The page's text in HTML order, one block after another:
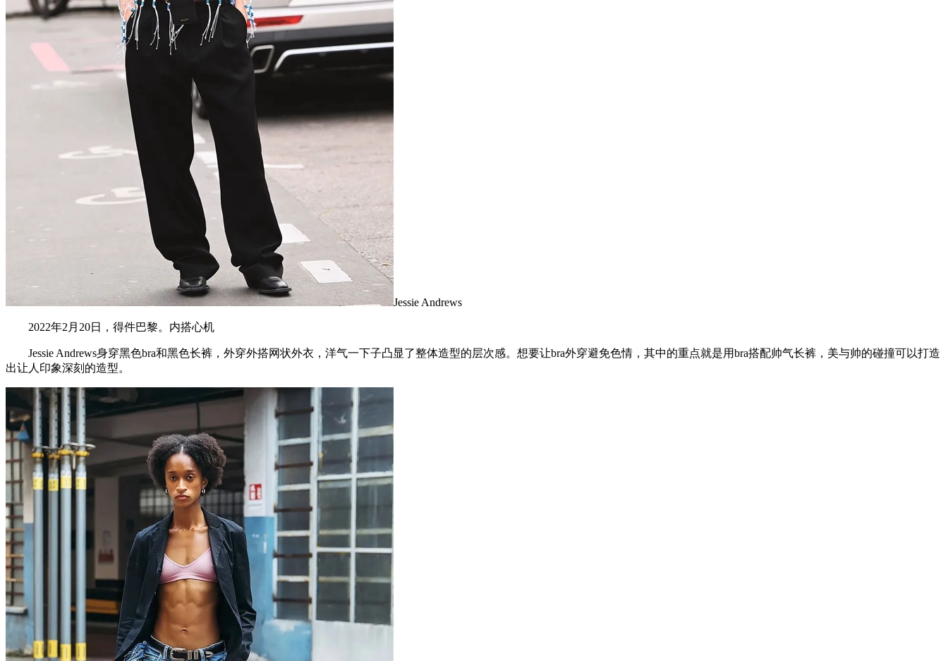
Jessie Andrews
2022年2月20日，得件巴黎。内搭心机
Jessie Andrews身穿黑色bra和黑色长裤，外穿外搭网状外衣，洋气一下子凸显了整体造型的层次感。想要让bra外穿避免色情，其中的重点就是用bra搭配帅气长裤，美与帅的碰撞可以打造
出让人印象深刻的造型。